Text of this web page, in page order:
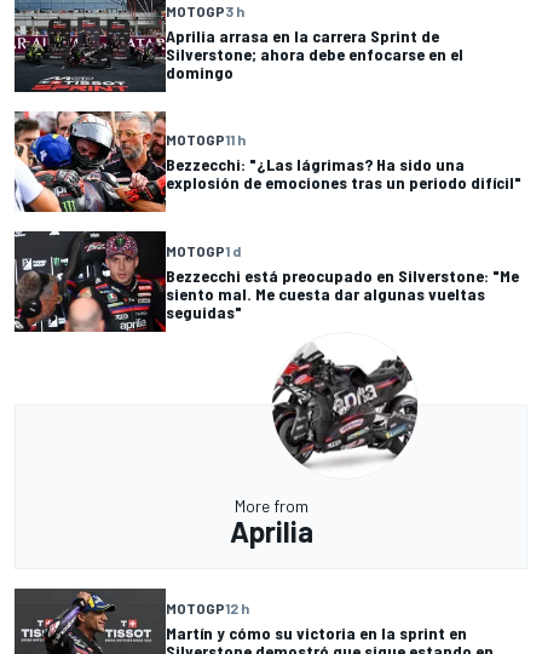
MOTOGP3 h
Aprilia arrasa en la carrera Sprint de
Silverstone; ahora debe enfocarse en el
domingo
MOTOGP11 h
Bezzecchi: "¿Las lágrimas? Ha sido una
explosión de emociones tras un periodo difícil"
MOTOGP1 d
Bezzecchi está preocupado en Silverstone: "Me
siento mal. Me cuesta dar algunas vueltas
seguidas"
More from
Aprilia
MOTOGP12 h
Martín y cómo su victoria en la sprint en